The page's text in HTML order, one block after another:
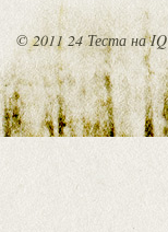
© 2011 24 Теста на IQ